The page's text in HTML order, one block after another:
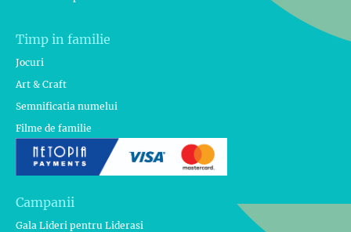
Timp in familie
Jocuri
Art & Craft
Semnificatia numelui
Filme de familie
Campanii
Gala Lideri pentru Liderasi